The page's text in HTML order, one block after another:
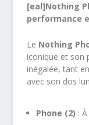
[eal]Nothing
performance
Le Nothing
iconique et son
inégalée, tant
avec son dos
Phone (2) :